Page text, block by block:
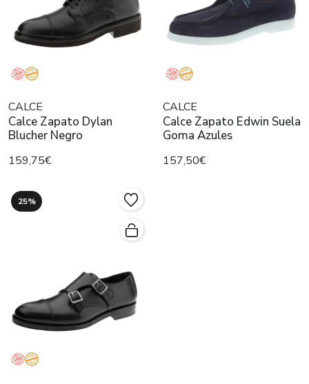
CALCE
Calce Zapato Dylan
Blucher Negro
159,75€
CALCE
Calce Zapato Edwin Suela
Goma Azules
157,50€
25%